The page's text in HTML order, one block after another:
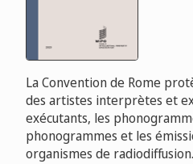
La Convention de Rome
des artistes interprètes et
exécutants, les
phonogrammes et les
organismes de radiodiffusion.